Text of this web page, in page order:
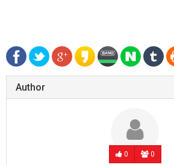
Author
0 0